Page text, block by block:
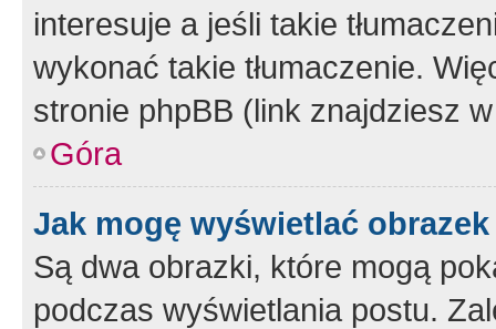
interesuje a jeśli takie
wykonać takie tłumaczenie.
stronie phpBB (link znajdziesz
Góra
Jak mogę wyświetlać
Są dwa obrazki, które mogą
podczas wyświetlania postu.